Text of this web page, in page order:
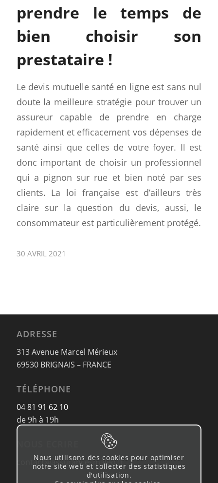
prendre le temps de
bien choisir son
prestataire !
Le devis mutuelle santé en ligne est sans nul
doute la meilleure stratégie pour trouver un
assureur capable de prendre en charge
rapidement et efficacement vos dépenses de
santé ainsi que celles de votre foyer. Il est
donc important de choisir un professionnel
qui a pignon sur rue et bien noté par ses
clients. La loi française est d’ailleurs très
claire sur la question du devis, aussi, le
consommateur est particulièrement protégé.
30 AVRIL 2021
ADRESSE
313 Avenue Marcel Mérieux
69530 BRIGNAIS – FRANCE
TÉLÉPHONE
04 81 91 62 10
de 9h à 19h
contact@assurancesmaleo.fr
Nous utilisons des cookies pour optimiser
notre site web et collecter des statistiques
d'utilisation.